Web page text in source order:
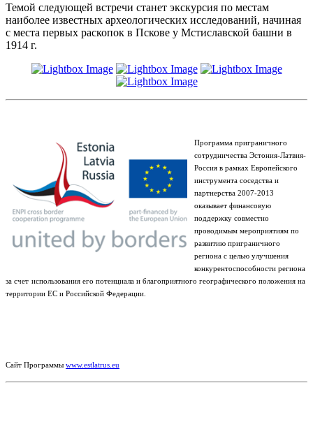
Темой следующей встречи станет экскурсия по местам
наиболее известных археологических исследований, начиная
с места первых раскопок в Пскове у Мстиславской башни в
1914 г.
Программа приграничного
сотрудничества Эстония-Латвия-
Россия в рамках Европейского
инструмента соседства и
партнерства 2007-2013
оказывает финансовую
поддержку совместно
проводимым мероприятиям по
развитию приграничного
региона с целью улучшения
конкурентоспособности региона
за счет использования его потенциала и благоприятного географического положения на
территории ЕС и Российской Федерации.
Сайт Программы www.estlatrus.eu